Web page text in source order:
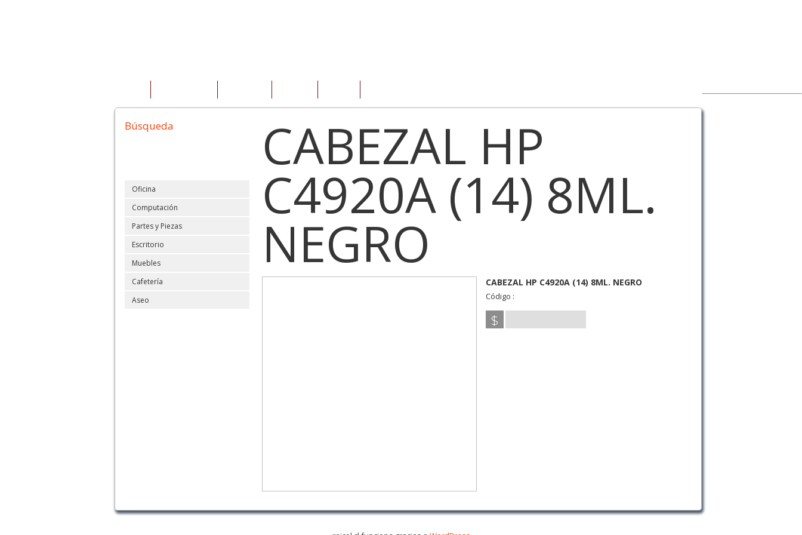
Búsqueda
Oficina
Computación
Partes y Piezas
Escritorio
Muebles
Cafetería
Aseo
CABEZAL HP
C4920A (14) 8ML.
NEGRO
CABEZAL HP C4920A (14) 8ML. NEGRO
Código :
$